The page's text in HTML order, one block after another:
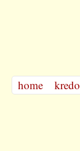
home kredo